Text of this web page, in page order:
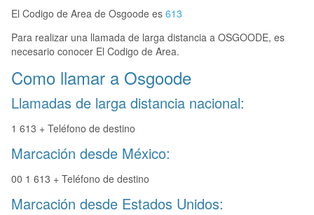
El Codigo de Area de Osgoode es 613
Para realizar una llamada de larga distancia a OSGOODE, es
necesario conocer El Codigo de Area.
Como llamar a Osgoode
Llamadas de larga distancia nacional:
1 613 + Teléfono de destino
Marcación desde México:
00 1 613 + Teléfono de destino
Marcación desde Estados Unidos: